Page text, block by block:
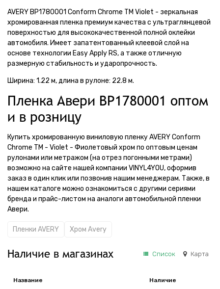
AVERY BP1780001 Conform Chrome TM Violet - зеркальная
хромированная пленка премиум качества с ультраглянцевой
поверхностью для высококачественной полной оклейки
автомобиля. Имеет запатентованный клеевой слой на
основе технологии Easy Apply RS, а также отличную
размерную стабильность и ударопрочность.
Ширина: 1.22 м, длина в рулоне: 22.8 м.
Пленка Авери BP1780001 оптом
и в розницу
Купить хромированную виниловую пленку AVERY Conform
Chrome TM - Violet - Фиолетовый хром по оптовым ценам
рулонами или метражом (на отрез погонными метрами)
возможно на сайте нашей компании VINYL4YOU, оформив
заказ в один клик или позвонив нашим менеджерам. Также, в
нашем каталоге можно ознакомиться с другими сериями
бренда и прайс-листом на аналоги автомобильной пленки
Авери.
Пленки AVERY Хром Avery
Наличие в магазинах Список Карта
Название Наличие